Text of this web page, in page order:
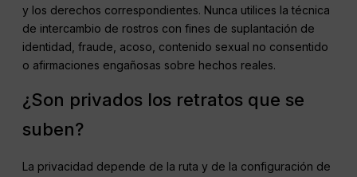
y los derechos correspondientes. Nunca utilices la técnica
de intercambio de rostros con fines de suplantación de
identidad, fraude, acoso, contenido sexual no consentido
o afirmaciones engañosas sobre hechos reales.
¿Son privados los retratos que se
suben?
La privacidad depende de la ruta y de la configuración de